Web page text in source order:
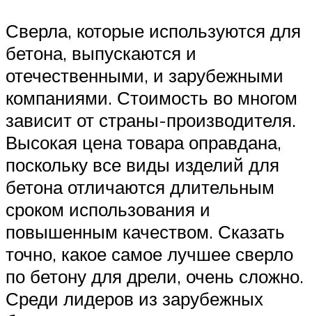
Сверла, которые используются для
бетона, выпускаются и
отечественными, и зарубежными
компаниями. Стоимость во многом
зависит от страны-производителя.
Высокая цена товара оправдана,
поскольку все виды изделий для
бетона отличаются длительным
сроком использования и
повышенным качеством. Сказать
точно, какое самое лучшее сверло
по бетону для дрели, очень сложно.
Среди лидеров из зарубежных